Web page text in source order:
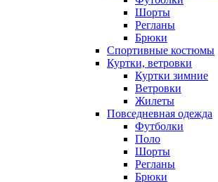
Шорты
Регланы
Брюки
Спортивные костюмы
Куртки, ветровки
Куртки зимние
Ветровки
Жилеты
Повседневная одежда
Футболки
Поло
Шорты
Регланы
Брюки